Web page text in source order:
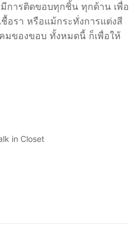
มีการติดขอบทุกชิ้น ทุกด้าน เพื่อ
อรา หรือแม้กระทั่งการแต่งสี
มของขอบ ทั้งหมดนี้ ก็เพื่อให้
in Closet